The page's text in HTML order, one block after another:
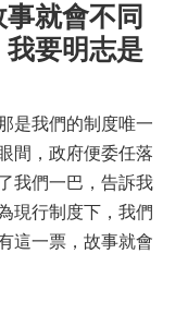
事就會不同
要明志是
是我們的制度唯一
間，政府便委任落
我們一巴，告訴我
現行制度下，我們
這一票，故事就會